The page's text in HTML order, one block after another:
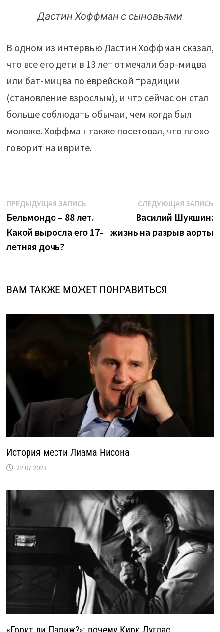
Дастин Хоффман с сыновьями
В одном из интервью Дастин Хоффман сказал,
что все его дети в 13 лет отмечали бар-мицва
или бат-мицва по еврейской традиции
(становление взрослым), и что сейчас он стал
больше соблюдать обычаи, чем когда был
моложе. Хоффман также посетовал, что плохо
говорит на иврите.
Навигация
по
записям
ПРЕДЫДУЩАЯ ЗАПИСЬПредыдущая
запись:
Бельмондо – 88 лет.
Какой выросла его 17-
летняя дочь?
СЛЕДУЮЩАЯ ЗАПИСЬ
Василий Шукшин:
жизнь на разрыв аорты
ВАМ ТАКЖЕ МОЖЕТ ПОНРАВИТЬСЯ
История мести Лиама Нисона
22.07.2023
«Горит ли Париж?»: почему Кирк Дуглас